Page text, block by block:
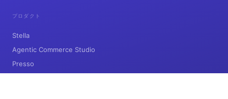
プロダクト
Stella
Agentic Commerce Studio
Presso